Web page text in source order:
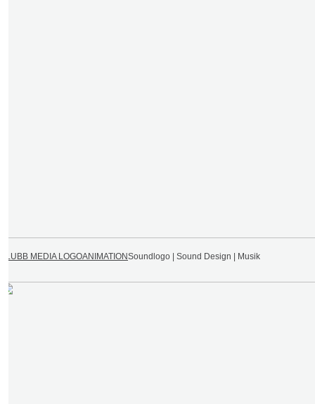
BLUBB MEDIA LOGOANIMATIONSoundlogo | Sound Design | Musik